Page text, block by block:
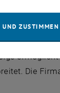
wurde der
–
ermöglicht
Die
UND ZUSTIMMEN